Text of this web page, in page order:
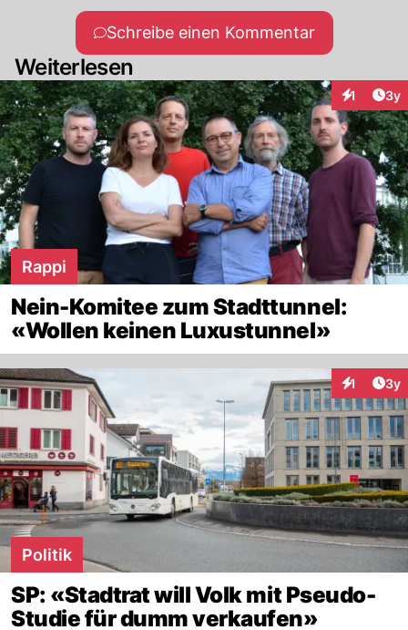
Schreibe einen Kommentar
Weiterlesen
1 3y
Rappi
Nein-Komitee zum Stadttunnel:
«Wollen keinen Luxustunnel»
1 3y
Politik
SP: «Stadtrat will Volk mit Pseudo-
Studie für dumm verkaufen»